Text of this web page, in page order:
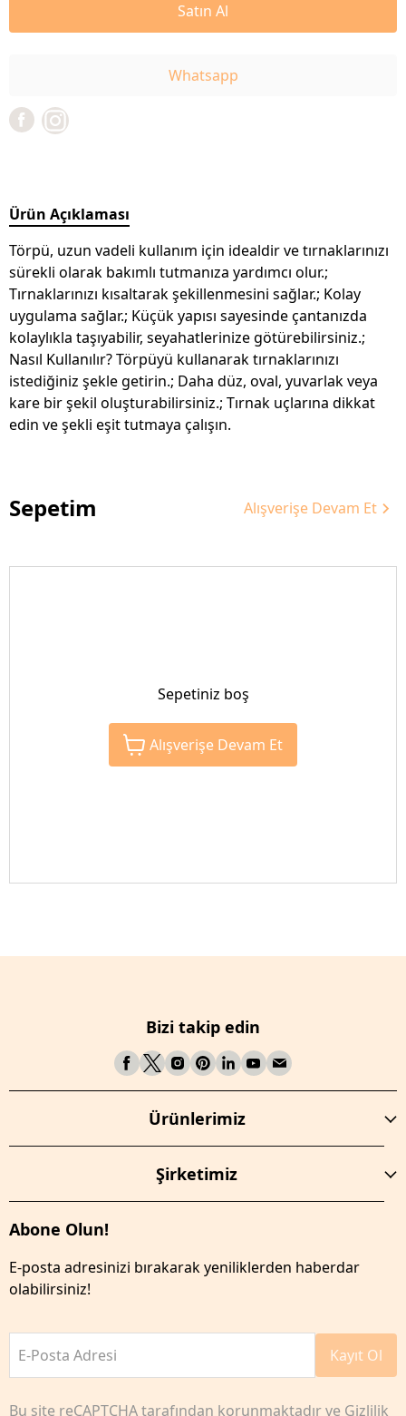
Satın Al
Whatsapp
Ürün Açıklaması
Törpü, uzun vadeli kullanım için idealdir ve tırnaklarınızı
sürekli olarak bakımlı tutmanıza yardımcı olur.;
Tırnaklarınızı kısaltarak şekillenmesini sağlar.; Kolay
uygulama sağlar.; Küçük yapısı sayesinde çantanızda
kolaylıkla taşıyabilir, seyahatlerinize götürebilirsiniz.;
Nasıl Kullanılır? Törpüyü kullanarak tırnaklarınızı
istediğiniz şekle getirin.; Daha düz, oval, yuvarlak veya
kare bir şekil oluşturabilirsiniz.; Tırnak uçlarına dikkat
edin ve şekli eşit tutmaya çalışın.
Sepetim Alışverişe Devam Et
Sepetiniz boş
Alışverişe Devam Et
Bizi takip edin
Ürünlerimiz
Şirketimiz
Abone Olun!
E-posta adresinizi bırakarak yeniliklerden haberdar
olabilirsiniz!
E-Posta Adresi Kayıt Ol
Bu site reCAPTCHA tarafından korunmaktadır ve Gizlilik